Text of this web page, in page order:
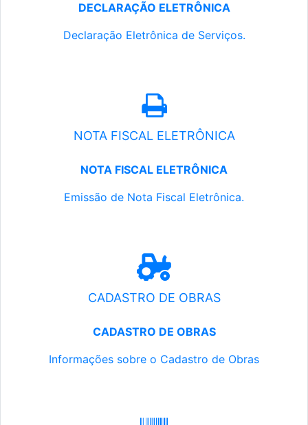
DECLARAÇÃO ELETRÔNICA
Declaração Eletrônica de Serviços.
NOTA FISCAL ELETRÔNICA
NOTA FISCAL ELETRÔNICA
Emissão de Nota Fiscal Eletrônica.
CADASTRO DE OBRAS
CADASTRO DE OBRAS
Informações sobre o Cadastro de Obras